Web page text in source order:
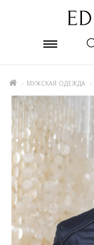
МУЖСКАЯ ОДЕЖДА